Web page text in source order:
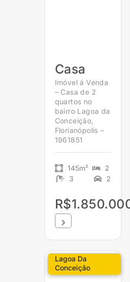
Casa
Imóvel á Venda
– Casa de 2
quartos no
bairro Lagoa da
Conceição,
Florianópolis –
1961851
145m²
2
3
2
Lagoa Da
Conceição